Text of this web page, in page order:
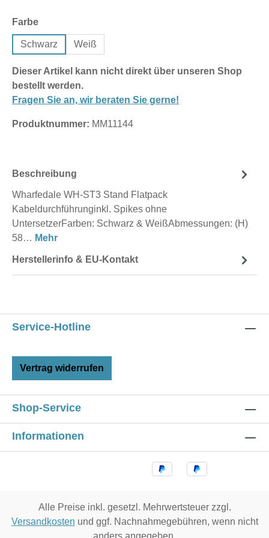
Farbeauswählen
Schwarz Weiß
Dieser Artikel kann nicht direkt über unseren Shop
bestellt werden.
Fragen Sie an, wir beraten Sie gerne!
Produktnummer: MM11144
Beschreibung
Wharfedale WH-ST3 Stand Flatpack
Kabeldurchführunginkl. Spikes ohne
UntersetzerFarben: Schwarz & WeißAbmessungen: (H)
58… Mehr
Herstellerinfo & EU-Kontakt
Service-Hotline
Vertrag widerrufen
Shop-Service
Informationen
Alle Preise inkl. gesetzl. Mehrwertsteuer zzgl.
Versandkosten und ggf. Nachnahmegebühren, wenn nicht
anders angegeben.